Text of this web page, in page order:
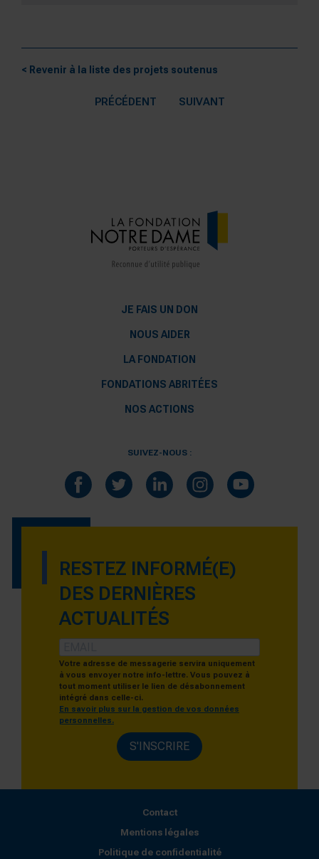
< Revenir à la liste des projets soutenus
PRÉCÉDENT SUIVANT
JE FAIS UN DON
NOUS AIDER
LA FONDATION
FONDATIONS ABRITÉES
NOS ACTIONS
SUIVEZ-NOUS :
RESTEZ INFORMÉ(E)
DES DERNIÈRES
ACTUALITÉS
Votre adresse de messagerie servira uniquement
à vous envoyer notre info-lettre. Vous pouvez à
tout moment utiliser le lien de désabonnement
intégré dans celle-ci.
En savoir plus sur la gestion de vos données
personnelles.
S'INSCRIRE
Contact
Mentions légales
Politique de confidentialité